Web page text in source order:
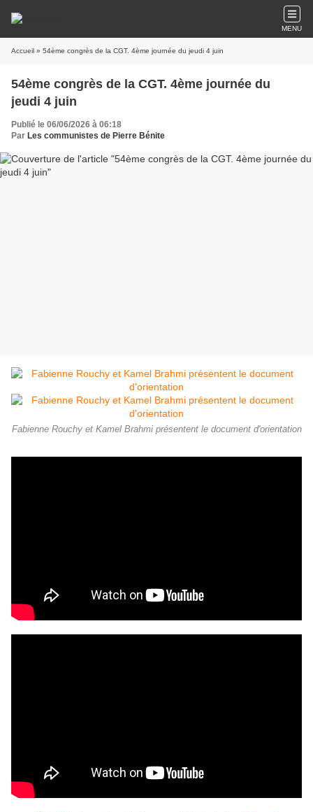
MENU
Accueil » 54ème congrès de la CGT. 4ème journée du jeudi 4 juin
54ème congrès de la CGT. 4ème journée du
jeudi 4 juin
Publié le 06/06/2026 à 06:18
Par Les communistes de Pierre Bénite
Fabienne Rouchy et Kamel Brahmi présentent le document d'orientation